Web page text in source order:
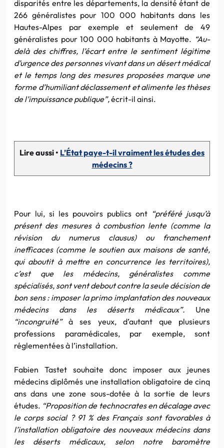
disparités entre les départements, la densité étant de
266 généralistes pour 100 000 habitants dans les
Hautes-Alpes par exemple et seulement de 49
généralistes pour 100 000 habitants à Mayotte. “Au-
delà des chiffres, l’écart entre le sentiment légitime
d’urgence des personnes vivant dans un désert médical
et le temps long des mesures proposées marque une
forme d’humiliant déclassement et alimente les thèses
de l’impuissance publique”,écrit-il ainsi.
Lire aussi • L’État paye-t-il vraiment les études des
médecins ?
Pour lui, si les pouvoirs publics ont “préféré jusqu’à
présent des mesures à combustion lente (comme la
révision du numerus clausus) ou franchement
inefficaces (comme le soutien aux maisons de santé,
qui aboutit à mettre en concurrence les territoires),
c’est que les médecins, généralistes comme
spécialisés, sont vent debout contre la seule décision de
bon sens : imposer la primo implantation des nouveaux
médecins dans les déserts médicaux”. Une
“incongruité”à ses yeux, d’autant que plusieurs
professions paramédicales, par exemple, sont
réglementées à l’installation.
Fabien Tastet souhaite donc imposer aux jeunes
médecins diplômés une installation obligatoire de cinq
ans dans une zone sous-dotée à la sortie de leurs
études. “Proposition de technocrates en décalage avec
le corps social ? 91 % des Français sont favorables à
l’installation obligatoire des nouveaux médecins dans
les déserts médicaux, selon notre baromètre